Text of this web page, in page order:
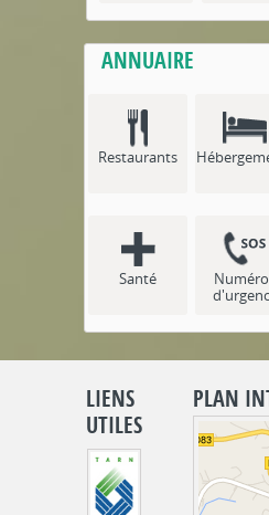
ANNUAIRE
Restaurants
Santé
LIENS
UTILES
PLAN